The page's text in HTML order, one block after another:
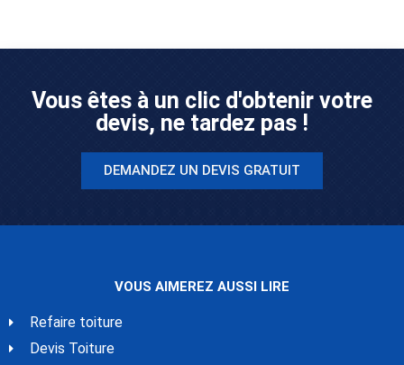
Vous êtes à un clic d'obtenir votre
devis, ne tardez pas !
DEMANDEZ UN DEVIS GRATUIT
VOUS AIMEREZ AUSSI LIRE
Refaire toiture
Devis Toiture